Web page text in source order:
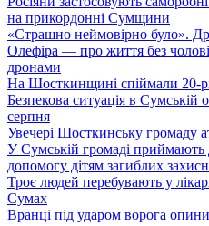
на прикордонні Сумщини
«Страшно неймовірно було».
Олефіра — про життя без
дронами
На Шосткинщині спіймали 20-
Безпекова ситуація в Сумській
серпня
Увечері Шосткинську громаду
У Сумській громаді приймають
допомогу дітям загиблих
Троє людей перебувають у
Сумах
Вранці під ударом ворога